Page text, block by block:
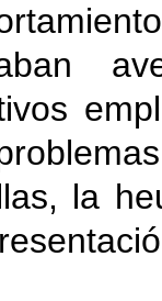
la